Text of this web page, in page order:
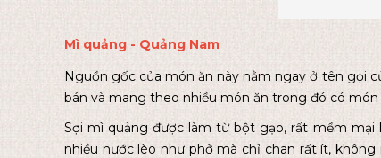
Mì quảng - Quảng Nam
Nguồn gốc của món ăn này nằm ngay ở tên gọi
bán và mang theo nhiều món ăn trong đó có
Sợi mì quảng được làm từ bột gạo, rất mềm
nhiều nước lèo như phở mà chỉ chan rất ít,